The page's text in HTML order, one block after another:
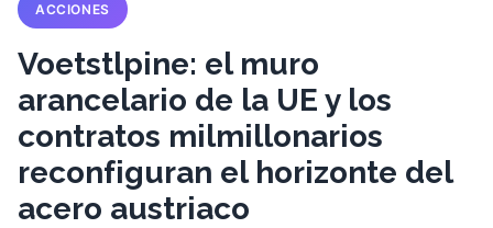
ACCIONES
Voetstlpine: el muro
arancelario de la UE y los
contratos milmillonarios
reconfiguran el horizonte del
acero austriaco